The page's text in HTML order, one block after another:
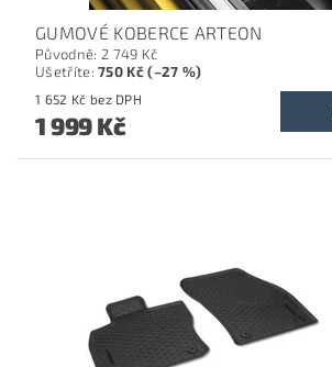
GUMOVÉ KOBERCE ARTEON
Původně: 2 749 Kč
Ušetříte:750 Kč (–27 %)
1 652 Kč bez DPH
1 999 Kč